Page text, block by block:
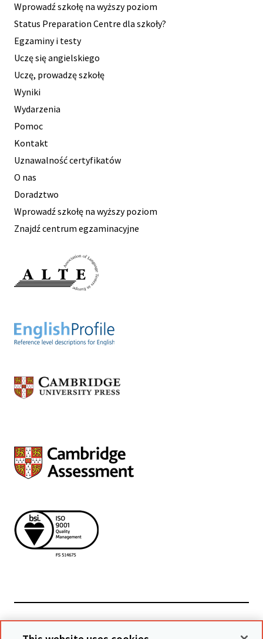
Wprowadź szkołę na wyższy poziom
Status Preparation Centre dla szkoły?
Egzaminy i testy
Uczę się angielskiego
Uczę, prowadzę szkołę
Wyniki
Wydarzenia
Pomoc
Kontakt
Uznawalność certyfikatów
O nas
Doradztwo
Wprowadź szkołę na wyższy poziom
Znajdź centrum egzaminacyjne
Powiązane witryny